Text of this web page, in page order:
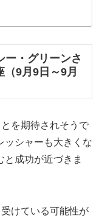
・グリーンさ
9月9日～9月
を期待されそうで
ッシャーも大きくな
と成功が近づきま
けている可能性が